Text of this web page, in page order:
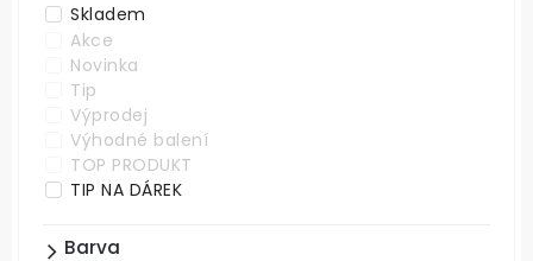
Skladem
Akce
Novinka
Tip
Výprodej
Výhodné balení
TOP PRODUKT
TIP NA DÁREK
Barva